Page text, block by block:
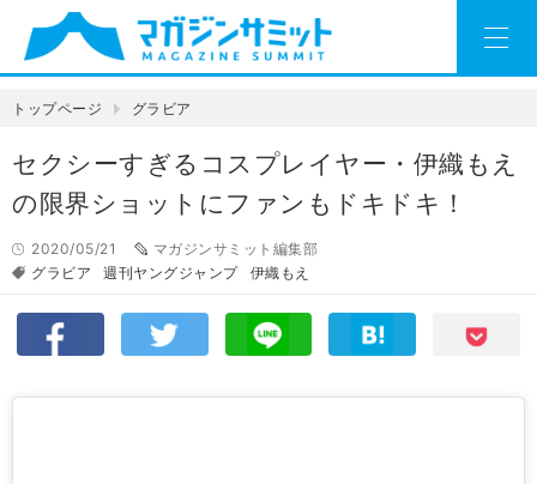
トップページ グラビア
セクシーすぎるコスプレイヤー・伊織もえ
の限界ショットにファンもドキドキ！
2020/05/21
マガジンサミット編集部
グラビア
週刊ヤングジャンプ 伊織もえ